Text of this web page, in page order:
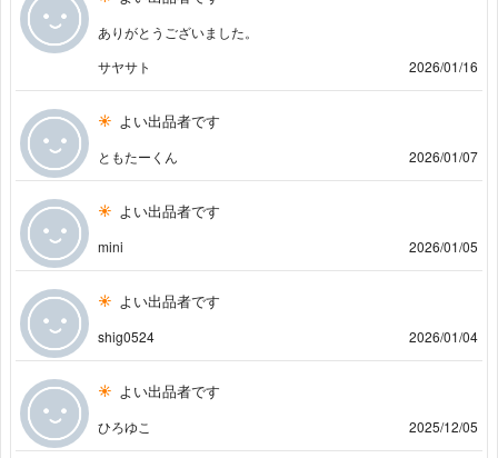
ありがとうございました。
サヤサト
2026/01/16
よい出品者です
ともたーくん 2026/01/07
よい出品者です
mini 2026/01/05
よい出品者です
shig0524 2026/01/04
よい出品者です
ひろゆこ 2025/12/05